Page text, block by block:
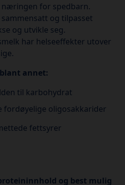
næringen for spedbarn.
og tilpasset
og utvikle seg.
har helseeffekter utover
annet:
til karbohydrat
fordøyelige oligosakkarider
fettsyrer
og best mulig